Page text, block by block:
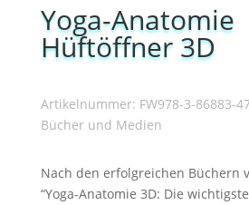
Yoga-Anatomie
Hüftöffner 3D
Artikelnummer: FW978-3-86883-
Bücher und Medien
Nach den erfolgreichen Büchern
“Yoga-Anatomie 3D: Die